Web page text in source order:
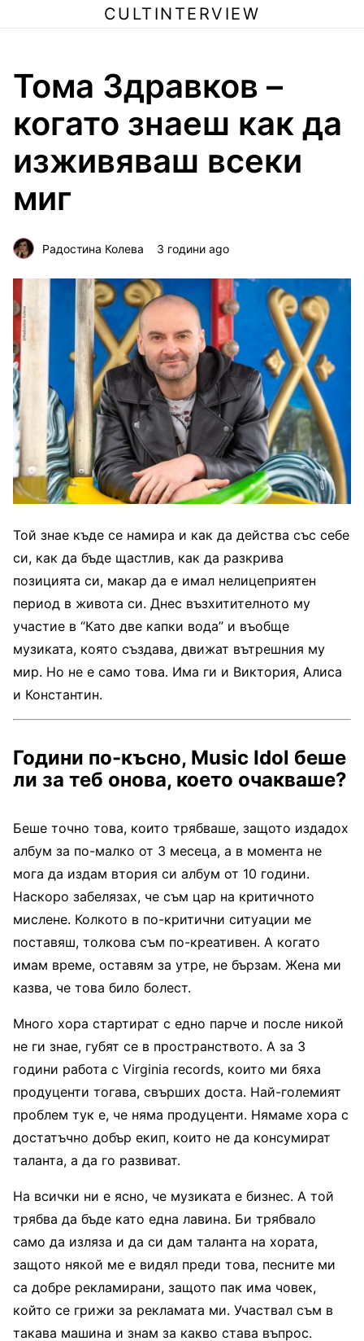
CULTINTERVIEW
Тома Здравков –
когато знаеш как да
изживяваш всеки
миг
Радостина Колева 3 години ago
Той знае къде се намира и как да действа със себе
си, как да бъде щастлив, как да разкрива
позицията си, макар да е имал нелицеприятен
период в живота си. Днес възхитителното му
участие в “Като две капки вода” и въобще
музиката, която създава, движат вътрешния му
мир. Но не е само това. Има ги и Виктория, Алиса
и Константин.
Години по-късно, Music Idol беше
ли за теб онова, което очакваше?
Беше точно това, които трябваше, защото издадох
албум за по-малко от 3 месеца, а в момента не
мога да издам втория си албум от 10 години.
Наскоро забелязах, че съм цар на критичното
мислене. Колкото в по-критични ситуации ме
поставяш, толкова съм по-креативен. А когато
имам време, оставям за утре, не бързам. Жена ми
казва, че това било болест.
Много хора стартират с едно парче и после никой
не ги знае, губят се в пространството. А за 3
години работа с Virginia records, които ми бяха
продуценти тогава, свърших доста. Най-големият
проблем тук е, че няма продуценти. Нямаме хора с
достатъчно добър екип, които не да консумират
таланта, а да го развиват.
На всички ни е ясно, че музиката е бизнес. А той
трябва да бъде като една лавина. Би трябвало
само да изляза и да си дам таланта на хората,
защото някой ме е видял преди това, песните ми
са добре рекламирани, защото пак има човек,
който се грижи за рекламата ми. Участвал съм в
такава машина и знам за какво става въпрос.